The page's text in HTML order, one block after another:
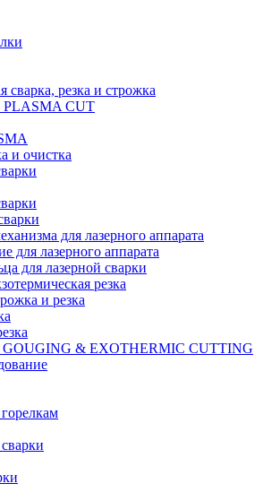
резка и строжка
PLASMA CUT
и очистка
для лазерного аппарата
для лазерного аппарата
для лазерной сварки
резка
и резка
GOUGING & EXOTHERMIC CUTTING